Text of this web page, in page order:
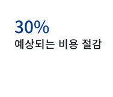
예상되는 비용 절감
30%